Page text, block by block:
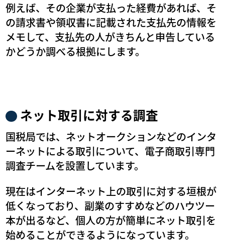
例えば、その企業が支払った経費があれば、そ
の請求書や領収書に記載された支払先の情報を
メモして、支払先の人がきちんと申告している
かどうか調べる根拠にします。
ネット取引に対する調査
国税局では、ネットオークションなどのインタ
ーネットによる取引について、電子商取引専門
調査チームを設置しています。
現在はインターネット上の取引に対する垣根が
低くなっており、副業のすすめなどのハウツー
本が出るなど、個人の方が簡単にネット取引を
始めることができるようになっています。